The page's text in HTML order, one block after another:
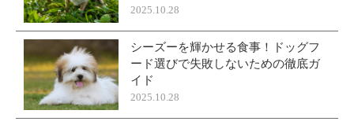
2025.10.28
シーズーを輝かせる食事！ドッグフ
ード選びで失敗しないための徹底ガ
イド
2025.10.28